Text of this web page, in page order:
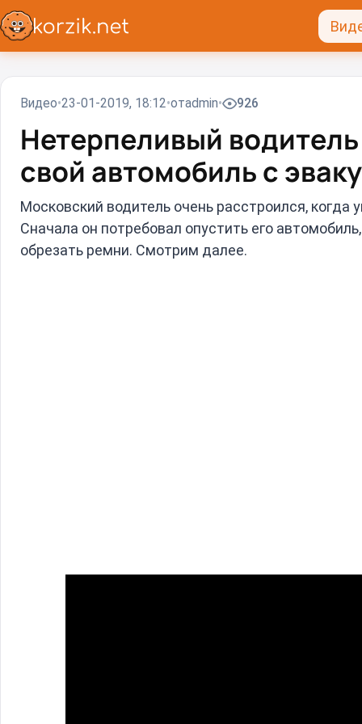
Видео 23-01-2019, 18:12 отadmin 926
Нетерпеливый
свой автомобиль с
Московский водитель очень расстроился,
Сначала он потребовал опустить его
обрезать ремни. Смотрим далее.